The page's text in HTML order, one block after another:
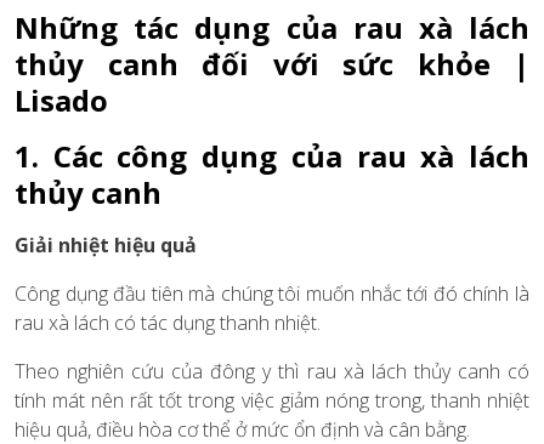
Những tác dụng của rau xà lách
thủy canh đối với sức khỏe |
Lisado
1. Các công dụng của rau xà lách
thủy canh
Giải nhiệt hiệu quả
Công dụng đầu tiên mà chúng tôi muốn nhắc tới đó chính là
rau xà lách có tác dụng thanh nhiệt.
Theo nghiên cứu của đông y thì rau xà lách thủy canh có
tính mát nên rất tốt trong việc giảm nóng trong, thanh nhiệt
hiệu quả, điều hòa cơ thể ở mức ổn định và cân bằng.